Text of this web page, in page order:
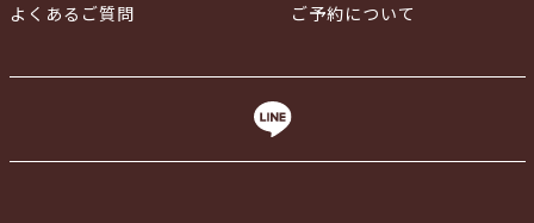
よくあるご質問
ご予約について